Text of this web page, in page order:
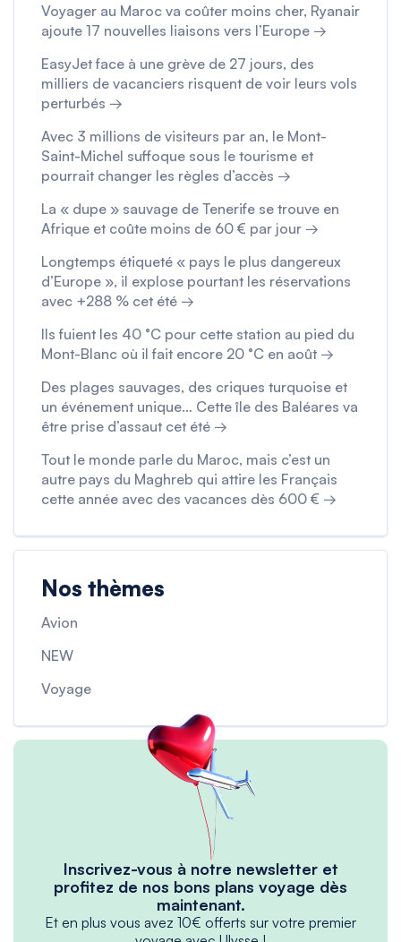
Voyager au Maroc va coûter moins cher, Ryanair
ajoute 17 nouvelles liaisons vers l’Europe →
EasyJet face à une grève de 27 jours, des
milliers de vacanciers risquent de voir leurs vols
perturbés →
Avec 3 millions de visiteurs par an, le Mont-
Saint-Michel suffoque sous le tourisme et
pourrait changer les règles d’accès →
La « dupe » sauvage de Tenerife se trouve en
Afrique et coûte moins de 60 € par jour →
Longtemps étiqueté « pays le plus dangereux
d’Europe », il explose pourtant les réservations
avec +288 % cet été →
Ils fuient les 40 °C pour cette station au pied du
Mont-Blanc où il fait encore 20 °C en août →
Des plages sauvages, des criques turquoise et
un événement unique… Cette île des Baléares va
être prise d’assaut cet été →
Tout le monde parle du Maroc, mais c’est un
autre pays du Maghreb qui attire les Français
cette année avec des vacances dès 600 € →
Nos thèmes
Avion
NEW
Voyage
Inscrivez-vous à notre newsletter et
profitez de nos bons plans voyage dès
maintenant.
Et en plus vous avez 10€ offerts sur votre premier